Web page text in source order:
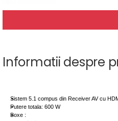
Informatii despre
Sistem 5.1 compus din Receiver AV cu
Putere totala: 600 W
Boxe :